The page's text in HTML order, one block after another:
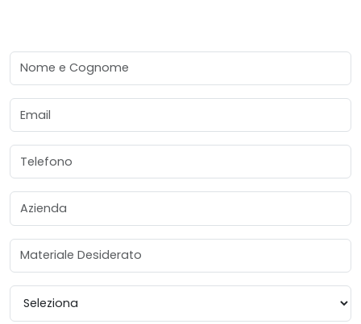
Nome e Cognome
Email
Telefono
Azienda
Materiale Desiderato
Provincia